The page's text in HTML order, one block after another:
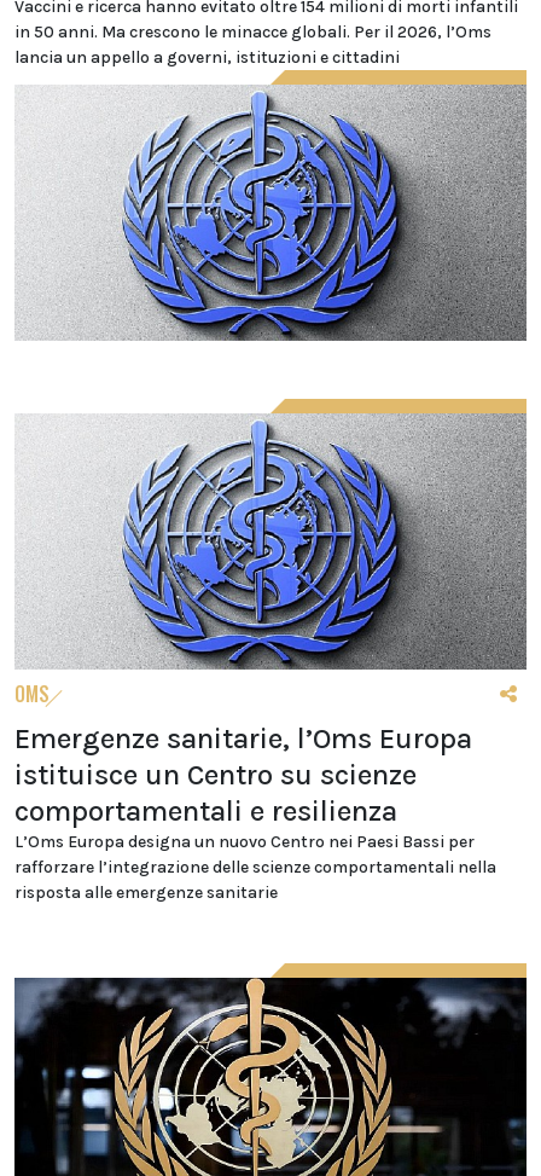
Vaccini e ricerca hanno evitato oltre 154 milioni di morti infantili
in 50 anni. Ma crescono le minacce globali. Per il 2026, l’Oms
lancia un appello a governi, istituzioni e cittadini
OMS
Emergenze sanitarie, l’Oms Europa
istituisce un Centro su scienze
comportamentali e resilienza
L’Oms Europa designa un nuovo Centro nei Paesi Bassi per
rafforzare l’integrazione delle scienze comportamentali nella
risposta alle emergenze sanitarie